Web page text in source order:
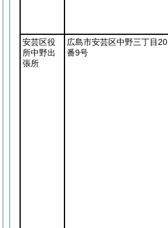
安芸区役
所中野出
張所
広島市安芸区中野三丁目20
番9号